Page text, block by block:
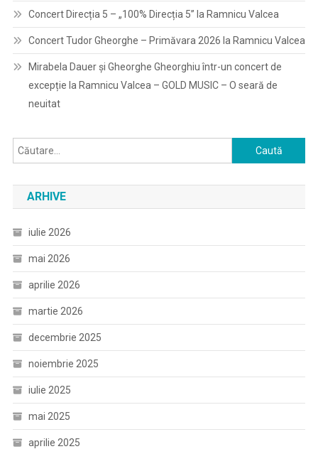
Concert Direcția 5 – „100% Direcția 5” la Ramnicu Valcea
Concert Tudor Gheorghe – Primăvara 2026 la Ramnicu Valcea
Mirabela Dauer și Gheorghe Gheorghiu într-un concert de
excepție la Ramnicu Valcea – GOLD MUSIC – O seară de
neuitat
Caută
după:
ARHIVE
iulie 2026
mai 2026
aprilie 2026
martie 2026
decembrie 2025
noiembrie 2025
iulie 2025
mai 2025
aprilie 2025